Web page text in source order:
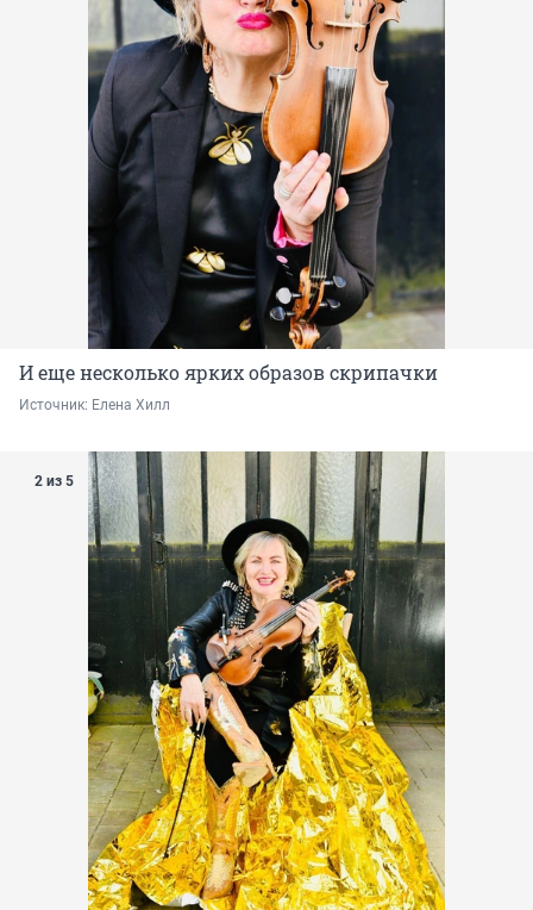
И еще несколько ярких образов скрипачки
Источник: Елена Хилл
2 из 5